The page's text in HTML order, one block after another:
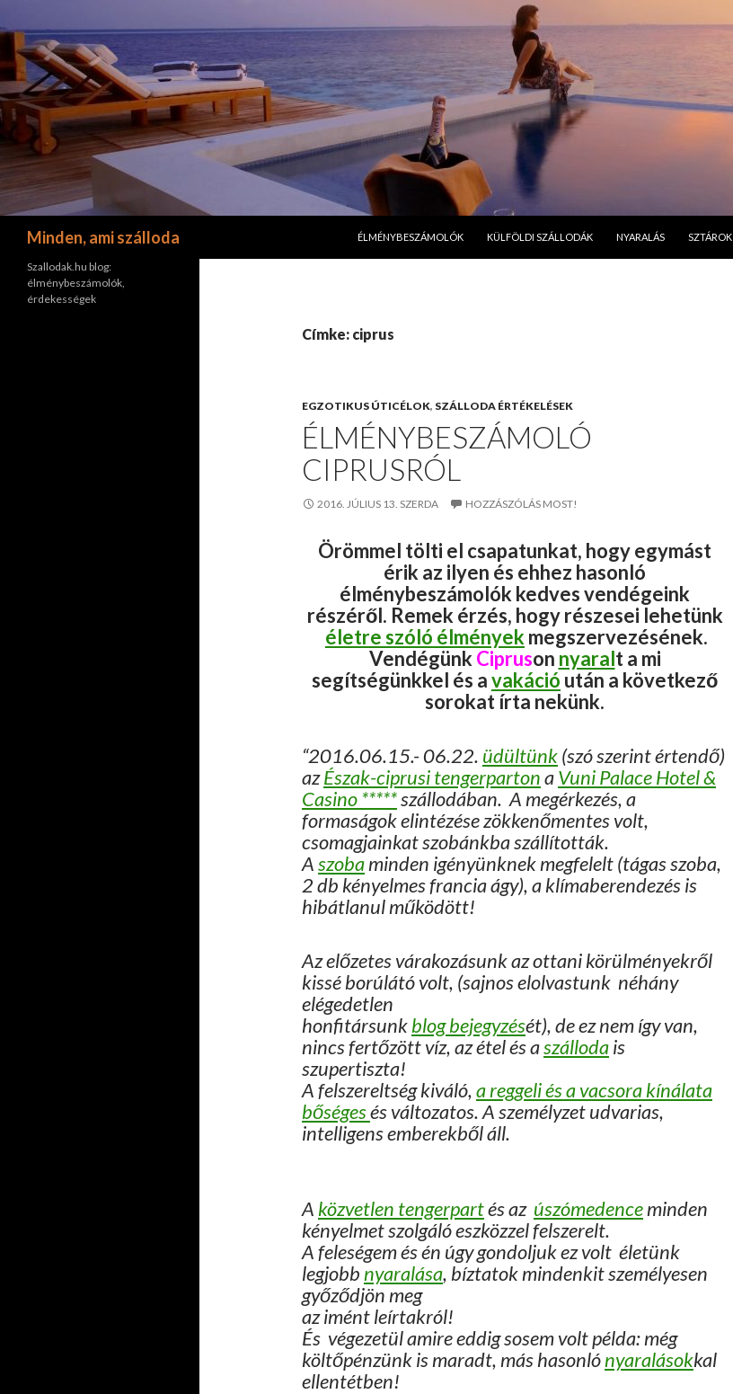
Minden, ami szálloda
ÉLMÉNYBESZÁMOLÓK
KÜLFÖLDI SZÁLLODÁK NYARALÁS SZTÁROK
Címke: ciprus
EGZOTIKUS ÚTICÉLOK, SZÁLLODA ÉRTÉKELÉSEK
ÉLMÉNYBESZÁMOLÓ
CIPRUSRÓL
2016. JÚLIUS 13. SZERDA HOZZÁSZÓLÁS MOST!
Örömmel tölti el csapatunkat, hogy egymást
érik az ilyen és ehhez hasonló
élménybeszámolók kedves vendégeink
részéről. Remek érzés, hogy részesei lehetünk
életre szóló élmények megszervezésének.
Vendégünk Cipruson nyaralt a mi
segítségünkkel és avakáció után a következő
sorokat írta nekünk.
“2016.06.15.- 06.22. üdültünk(szó szerint értendő)
azÉszak-ciprusi tengerpartonaVuni Palace Hotel &
Casino *****szállodában. A megérkezés, a
formaságok elintézése zökkenőmentes volt,
csomagjainkat szobánkba szállították.
Aszobaminden igényünknek megfelelt (tágas szoba,
2 db kényelmes francia ágy), a klímaberendezés is
hibátlanul működött!
Az előzetes várakozásunk az ottani körülményekről
kissé borúlátó volt, (sajnos elolvastunk néhány
elégedetlen
honfitársunkblog bejegyzését), de ez nem így van,
nincs fertőzött víz, az étel és aszállodais
szupertiszta!
A felszereltség kiváló,a reggeli és a vacsora kínálata
bőségesés változatos. A személyzet udvarias,
intelligens emberekből áll.
A közvetlen tengerpartés az úszómedenceminden
kényelmet szolgáló eszközzel felszerelt.
A feleségem és én úgy gondoljuk ez volt életünk
legjobb nyaralása, bíztatok mindenkit személyesen
győződjön meg
az imént leírtakról!
És végezetül amire eddig sosem volt példa: még
költőpénzünk is maradt, más hasonlónyaralásokkal
ellentétben!
Szallodak.hu blog:
élménybeszámolók,
érdekességek